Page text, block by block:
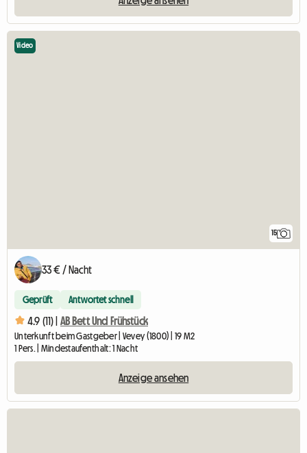
15
Video
33 € / Nacht
Geprüft Antwortet schnell
4.9 (11) | AB Bett Und Frühstück
Unterkunft beim Gastgeber | Vevey (1800) | 19 M2
1 Pers. | Mindestaufenthalt: 1 Nacht
Anzeige ansehen